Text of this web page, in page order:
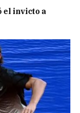
el invicto a